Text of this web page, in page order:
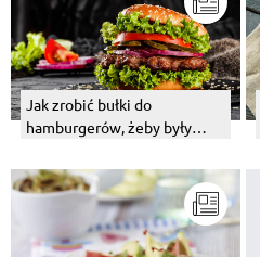
Jak zrobić bułki do
hamburgerów, żeby były